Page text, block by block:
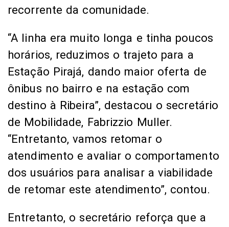
recorrente da comunidade.
“A linha era muito longa e tinha poucos
horários, reduzimos o trajeto para a
Estação Pirajá, dando maior oferta de
ônibus no bairro e na estação com
destino à Ribeira”, destacou o secretário
de Mobilidade, Fabrizzio Muller.
“Entretanto, vamos retomar o
atendimento e avaliar o comportamento
dos usuários para analisar a viabilidade
de retomar este atendimento”, contou.
Entretanto, o secretário reforça que a